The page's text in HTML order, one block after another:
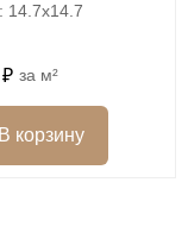
14.7x14.7
м²